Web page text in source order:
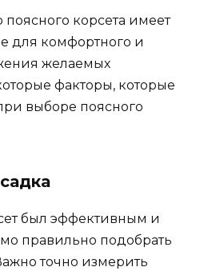
корсета имеет
для комфортного и
желаемых
факторы, которые
выборе поясного
был эффективным и
правильно подобрать
точно измерить